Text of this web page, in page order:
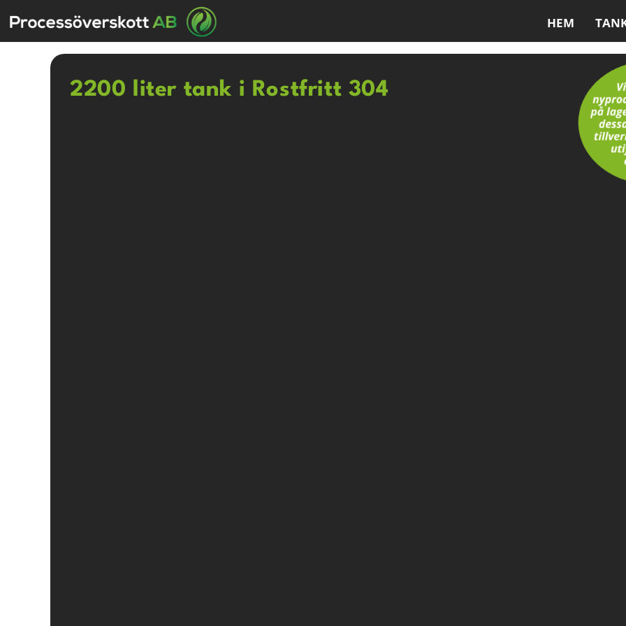
HEM
2200 liter tank i Rostfritt 304